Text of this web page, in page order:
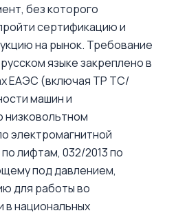
без которого
сертификацию и
на рынок. Требование
языке закреплено в
ЕАЭС (включая ТР ТС/
машин и
низковольтном
электромагнитной
лифтам, 032/2013 по
под давлением,
для работы во
в национальных